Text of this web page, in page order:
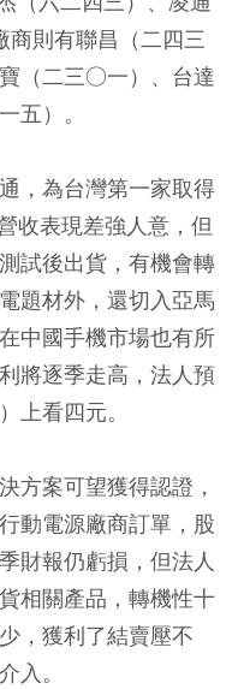
商則有聯昌（二四三
（二三○一）、台達
）。
，為台灣第一家取得
收表現差強人意，但
試後出貨，有機會轉
題材外，還切入亞馬
中國手機市場也有所
將逐季走高，法人預
上看四元。
方案可望獲得認證，
動電源廠商訂單，股
財報仍虧損，但法人
相關產品，轉機性十
，獲利了結賣壓不
入。